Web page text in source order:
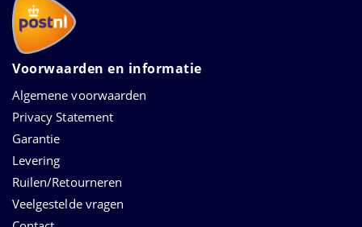
Voorwaarden en informatie
Algemene voorwaarden
Privacy Statement
Garantie
Levering
Ruilen/Retourneren
Veelgestelde vragen